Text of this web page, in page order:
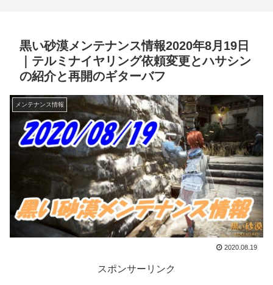
黒い砂漠メンテナンス情報2020年8月19日
｜テルミナイヤリング依頼変更とハサシン
の紹介と再開のギターバフ
メンテナンス情報
2020.08.19
スポンサーリンク